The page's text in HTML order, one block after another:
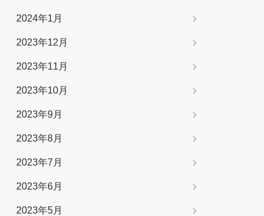
2024年1月
2023年12月
2023年11月
2023年10月
2023年9月
2023年8月
2023年7月
2023年6月
2023年5月